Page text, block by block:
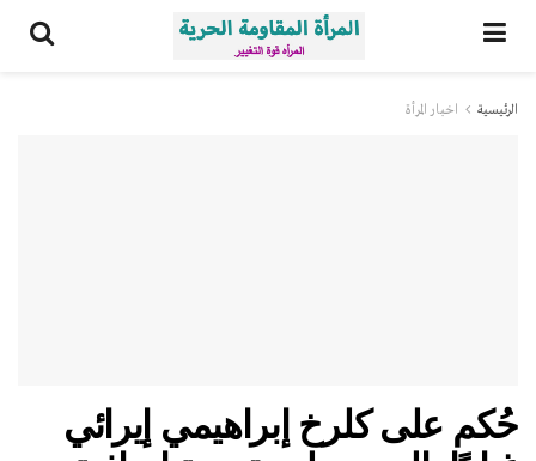
الرئيسية اخبار المرأة
حُكم على كلرخ إبراهيمي إيرائي